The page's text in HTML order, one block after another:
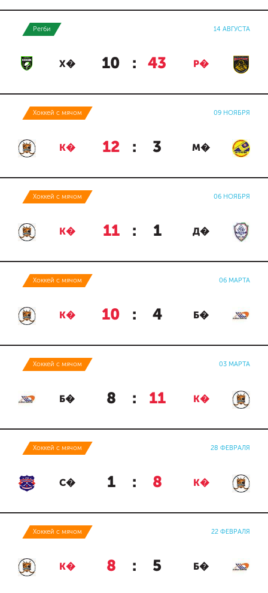
Регби 14 АВГУСТА
Х� 10 : 43 Р�
Хоккей с мячом 09 НОЯБРЯ
К� 12 : 3 М�
Хоккей с мячом 06 НОЯБРЯ
К� 11 : 1 Д�
Хоккей с мячом 06 МАРТА
К� 10 : 4 Б�
Хоккей с мячом 03 МАРТА
Б� 8 : 11 К�
Хоккей с мячом 28 ФЕВРАЛЯ
С� 1 : 8 К�
Хоккей с мячом 22 ФЕВРАЛЯ
К� 8 : 5 Б�